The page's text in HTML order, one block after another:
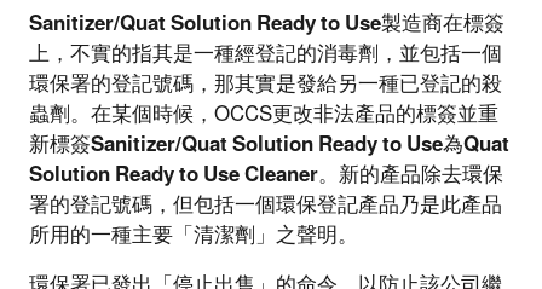
Sanitizer/Quat Solution Ready to Use製造商在標簽
上，不實的指其是一種經登記的消毒劑，並包括一個
環保署的登記號碼，那其實是發給另一種已登記的殺
蟲劑。在某個時候，OCCS更改非法產品的標簽並重
新標簽Sanitizer/Quat Solution Ready to Use為Quat
Solution Ready to Use Cleaner。新的產品除去環保
署的登記號碼，但包括一個環保登記產品乃是此產品
所用的一種主要「清潔劑」之聲明。